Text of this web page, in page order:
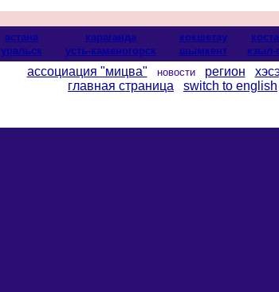
астана караганда кокшетау
уральск усть-каменогорск шымкент кзыл-
ассоциация "мицва" новости регион
главная страница
switch to english